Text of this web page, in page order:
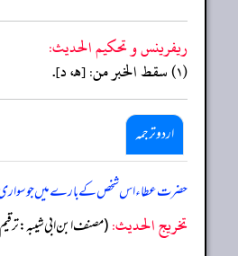
ريفرينس و تحكيم الحدیث:
(١) سقط الخبر من: [هـ، د].
اردو ترجمہ
حضرت عطاء اس شخص کے بارے میں جو سواری
تخریج الحدیث:(مصنف ابن ابي شيبه: ترقيم سعد الشثري 4264،